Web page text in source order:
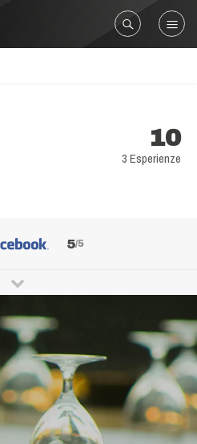
10
3 Esperienze
5/5